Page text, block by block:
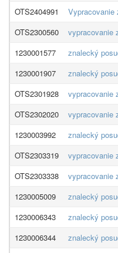
OTS2404991
Vypracovanie
OTS2300560
vypracovanie
1230001577
znalecký
1230001907
znalecký
OTS2301928
vypracovanie
OTS2302020
vypracovanie
1230003992
znalecký
OTS2303319
vypracovanie
OTS2303338
vypracovanie
1230005009
znalecký
1230006343
znalecký
1230006344
znalecký